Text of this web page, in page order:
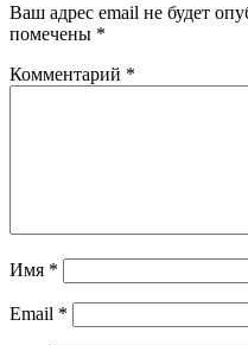
Ваш адрес email не будет
помечены *
Комментарий *
Имя *
Email *